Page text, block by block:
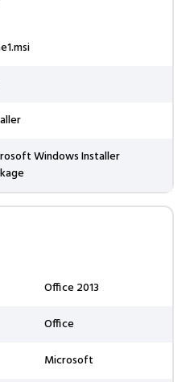
Windows Installer
Office 2013
Office
Microsoft